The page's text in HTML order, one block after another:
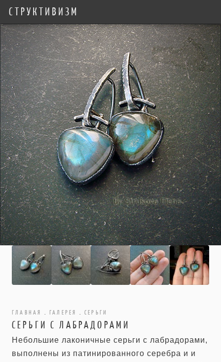
СТРУКТИВИЗМ
ГЛАВНАЯ .ГАЛЕРЕЯ .СЕРЬГИ
СЕРЬГИ С ЛАБРАДОРАМИ
Небольшие лаконичные серьги с лабрадорами,
выполнены из патинированного серебра и и